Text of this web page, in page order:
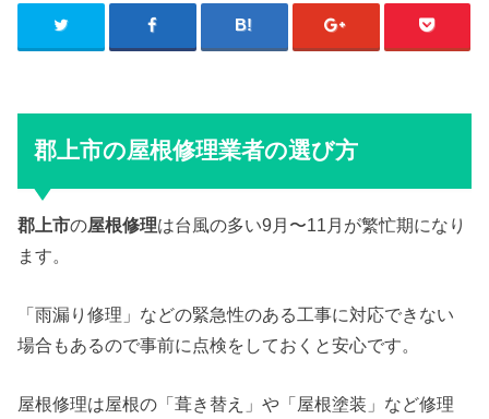
郡上市の屋根修理業者の選び方
郡上市の屋根修理は台風の多い9月〜11月が繁忙期になり
ます。
「雨漏り修理」などの緊急性のある工事に対応できない
場合もあるので事前に点検をしておくと安心です。
屋根修理は屋根の「葺き替え」や「屋根塗装」など修理